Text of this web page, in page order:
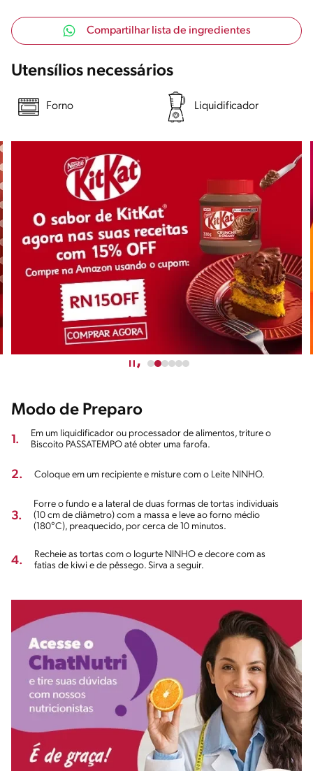
Compartilhar lista de ingredientes
Utensílios necessários
Forno Liquidificador
Modo de Preparo
1.
Em um liquidificador ou processador de alimentos, triture o
Biscoito PASSATEMPO até obter uma farofa.
2. Coloque em um recipiente e misture com o Leite NINHO.
3.
Forre o fundo e a lateral de duas formas de tortas individuais
(10 cm de diâmetro) com a massa e leve ao forno médio
(180°C), preaquecido, por cerca de 10 minutos.
4.
Recheie as tortas com o Iogurte NINHO e decore com as
fatias de kiwi e de pêssego. Sirva a seguir.